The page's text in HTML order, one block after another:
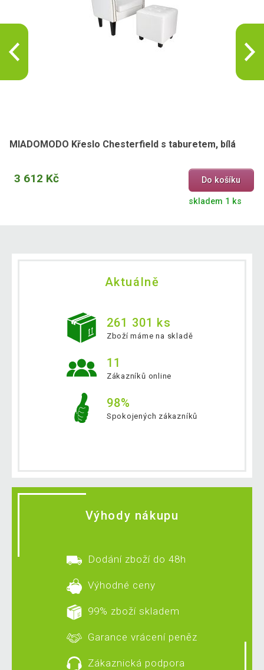
MIADOMODO Křeslo Chesterfield s taburetem, bílá
3 612 Kč Do košíku
skladem 1 ks
Aktuálně
261 301 ks
Zboží máme na skladě
11
Zákazníků online
98%
Spokojených zákazníků
Výhody nákupu
Dodání zboží do 48h
Výhodné ceny
99% zboží skladem
Garance vrácení peněz
Zákaznická podpora